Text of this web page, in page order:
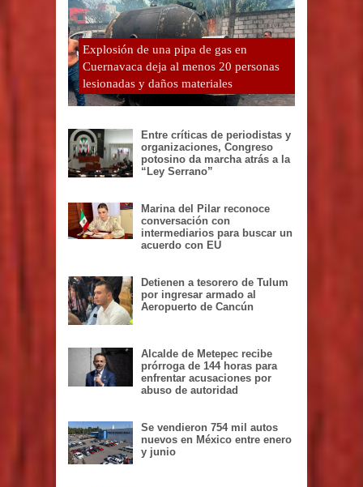
Explosión de una pipa de gas en
Cuernavaca deja al menos 20 personas
lesionadas y daños materiales
Entre críticas de periodistas y
organizaciones, Congreso
potosino da marcha atrás a la
“Ley Serrano”
Marina del Pilar reconoce
conversación con
intermediarios para buscar un
acuerdo con EU
Detienen a tesorero de Tulum
por ingresar armado al
Aeropuerto de Cancún
Alcalde de Metepec recibe
prórroga de 144 horas para
enfrentar acusaciones por
abuso de autoridad
Se vendieron 754 mil autos
nuevos en México entre enero
y junio